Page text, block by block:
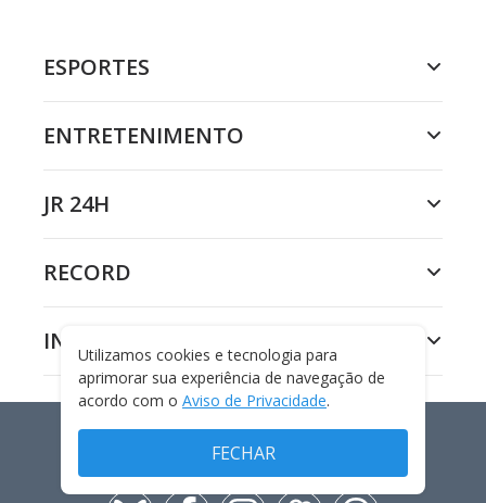
ESPORTES
ENTRETENIMENTO
JR 24H
RECORD
INSTITUCIONAL
PORTAL EDICASE
Utilizamos cookies e tecnologia para
aprimorar sua experiência de navegação de
acordo com o Aviso de Privacidade.
FECHAR